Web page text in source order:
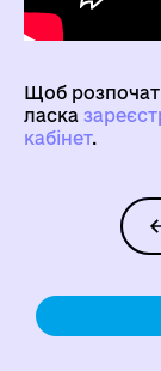
Щоб
ласка
кабінет.